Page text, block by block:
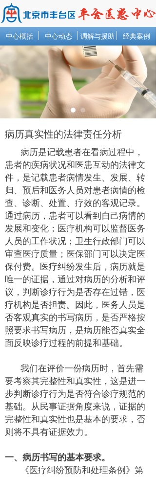
中心概括 中心动态 调解与援助 经典案例
病历真实性的法律责任分析
病历是记载患者在看病过程中，
患者的疾病状况和医患互动的法律文
件，是记载患者病情发生、发展、转
归、预后和医务人员对患者病情的检
查、诊断、处置、疗效的客观记录。
通过病历，患者可以看到自己病情的
发展和变化；医疗机构可以监督医务
人员的工作状况；卫生行政部门可以
审查医疗质量；医保部门可以决定医
保付费。医疗纠纷发生后，病历就是
唯一的证据，通过对病历的分析和评
议，判断诊疗行为是否存在过错，医
疗机构是否担责。因此，医务人员是
否客观真实的书写病历，是否严格按
照要求书写病历，是病历能否真实全
面反映诊疗过程的前提和基础。
我们在评价一份病历时，首先需
要考察其完整性和真实性，这是进一
步判断诊疗行为是否符合诊疗规范的
基础。从民事证据角度来说，证据的
完整性和真实性也是基本的要求，否
则将不具有证据效力。
一、病历书写的基本要求。
《医疗纠纷预防和处理条例》第